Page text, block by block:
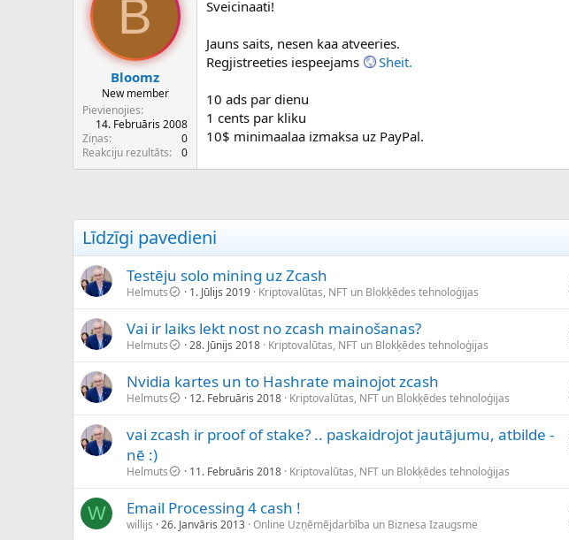
d
e
z
s
ā
c
ē
a
a
u
m
s
B
Bloomz
New member
Pievienojies
14. Februāris 2008
Ziņas
0
Reakciju rezultāts
0
Sveicinaati!
Jauns saits, nesen kaa atveeries.
Regjistreeties iespeejams
Sheit.
10 ads par dienu
1 cents par kliku
10$ minimaalaa izmaksa uz PayPal.
Līdzīgi pavedieni
Testēju solo mining uz Zcash
Helmuts 1. Jūlijs 2019 Kriptovalūtas, NFT un Blokķēdes tehnoloģijas
Vai ir laiks lekt nost no zcash mainošanas?
Helmuts 28. Jūnijs 2018 Kriptovalūtas, NFT un Blokķēdes tehnoloģijas
Nvidia kartes un to Hashrate mainojot zcash
Helmuts 12. Februāris 2018 Kriptovalūtas, NFT un Blokķēdes tehnoloģijas
vai zcash ir proof of stake? .. paskaidrojot jautājumu, atbilde -
nē :)
Helmuts 11. Februāris 2018 Kriptovalūtas, NFT un Blokķēdes tehnoloģijas
W Email Processing 4 cash !
willijs 26. Janvāris 2013 Online Uzņēmējdarbība un Biznesa Izaugsme